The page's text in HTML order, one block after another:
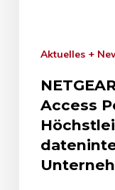
Aktuelles +
Access